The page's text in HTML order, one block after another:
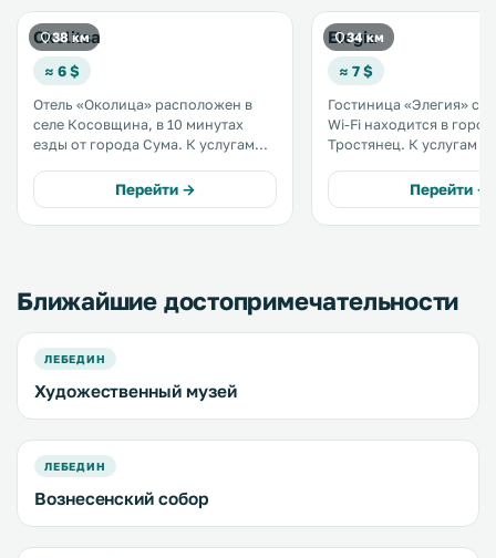
38 км
Okolitsa
≈ 6 $
Отель «Околица» расположен в
селе Косовщина, в 10 минутах
езды от города Сума. К услугам
терраса, на которой играет живая
музыка. Номера гостиницы
«Околица» не похожи друг на
Перейти →
34 км
Elegia
≈ 7 $
Гостиница «Элегия» с
Wi-Fi находится в
Тростянец. К услугам гостей
Перейти →
Ближайшие достопримечательности
ЛЕБЕДИН
Художественный музей
ЛЕБЕДИН
Вознесенский собор